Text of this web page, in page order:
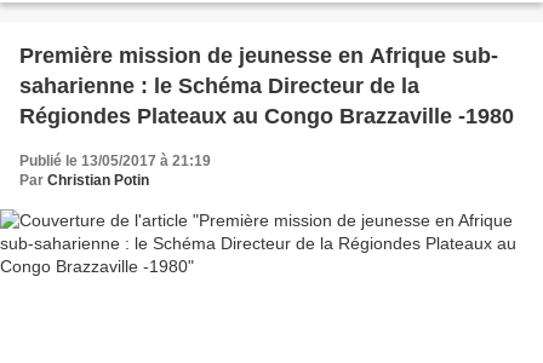
Première mission de jeunesse en Afrique sub-
saharienne : le Schéma Directeur de la
Régiondes Plateaux au Congo Brazzaville -1980
Publié le 13/05/2017 à 21:19
Par Christian Potin